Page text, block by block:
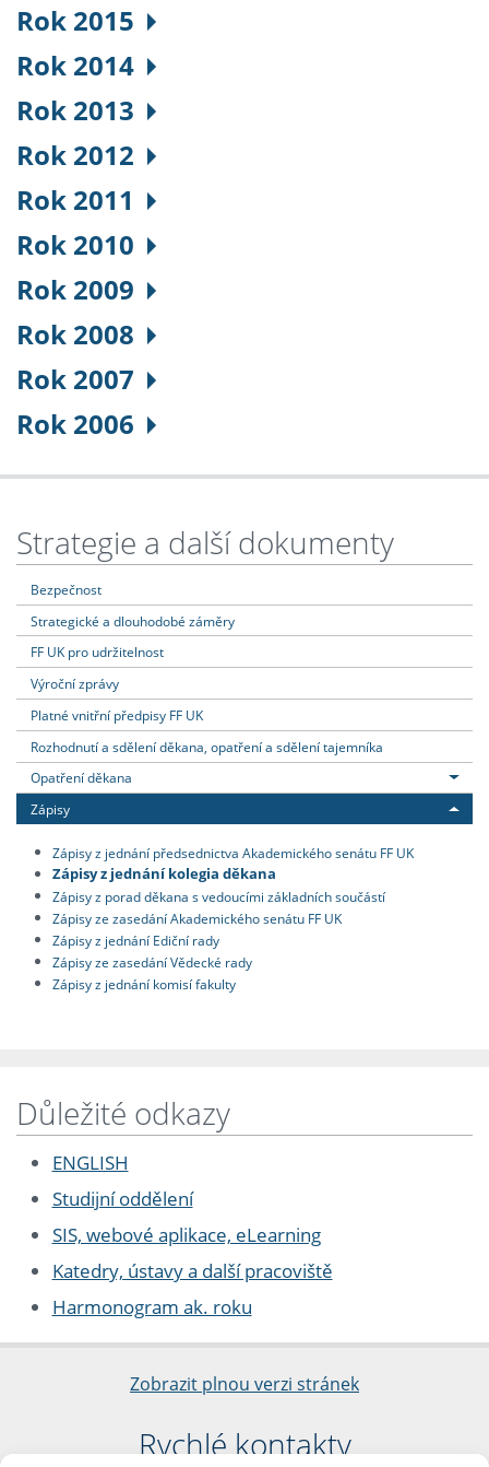
Rok 2015
Rok 2014
Rok 2013
Rok 2012
Rok 2011
Rok 2010
Rok 2009
Rok 2008
Rok 2007
Rok 2006
Strategie a další dokumenty
Bezpečnost
Strategické a dlouhodobé záměry
FF UK pro udržitelnost
Výroční zprávy
Platné vnitřní předpisy FF UK
Rozhodnutí a sdělení děkana, opatření a sdělení tajemníka
Opatření děkana
Zápisy
Zápisy z jednání předsednictva Akademického senátu FF UK
Zápisy z jednání kolegia děkana
Zápisy z porad děkana s vedoucími základních součástí
Zápisy ze zasedání Akademického senátu FF UK
Zápisy z jednání Ediční rady
Zápisy ze zasedání Vědecké rady
Zápisy z jednání komisí fakulty
Důležité odkazy
ENGLISH
Studijní oddělení
SIS, webové aplikace, eLearning
Katedry, ústavy a další pracoviště
Harmonogram ak. roku
Zobrazit plnou verzi stránek
Rychlé kontakty